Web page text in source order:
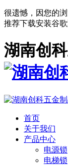
很遗憾，因您的
推荐下载安装谷歌
湖南创
首页
关于我们
产品中心
电源锁
电梯锁